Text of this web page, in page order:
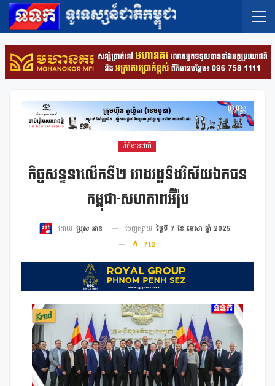
ព័ត៌មានជាតិ
កិច្ចសន្ទនាលើកទី២ រវាងរដ្ឋនិងវិស័យឯកជន
កម្ពុជា-សហភាពអ៊ឺរ៉ុប
ដោយ ប្រុស អាន ចេញផ្សាយ ថ្ងៃទី 7 ខែ មេសា ឆ្នាំ 2025
712